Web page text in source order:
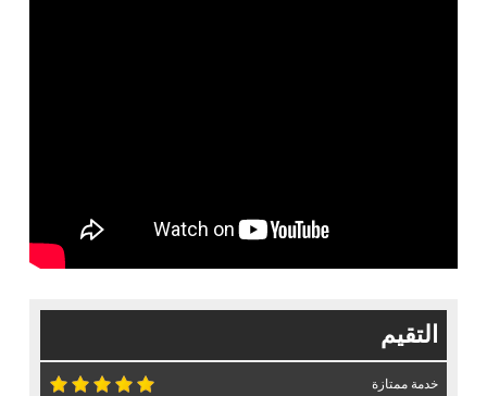
التقيم
خدمة ممتازة